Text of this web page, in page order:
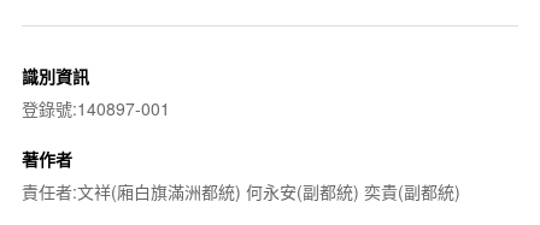
識別資訊
登錄號:140897-001
著作者
責任者:文祥(廂白旗滿洲都統) 何永安(副都統) 奕貴(副都統)